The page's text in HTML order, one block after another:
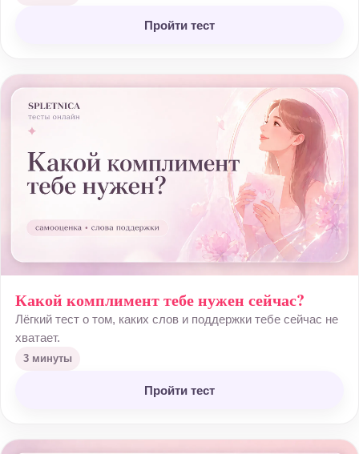
Пройти тест
Какой комплимент тебе нужен сейчас?
Лёгкий тест о том, каких слов и поддержки тебе сейчас не
хватает.
3 минуты
Пройти тест